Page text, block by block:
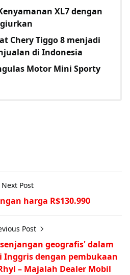
XL7 dengan
Chery Tiggo 8 menjadi
di Indonesia
Motor Mini Sporty
Next Post
harga R$130.990
Post
geografis' dalam
Inggris dengan pembukaan
– Majalah Dealer Mobil